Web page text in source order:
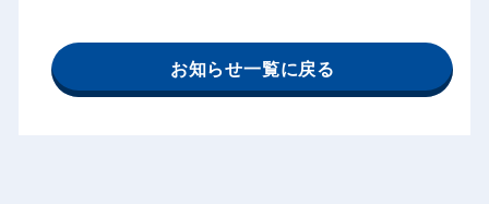
お知らせ一覧に戻る